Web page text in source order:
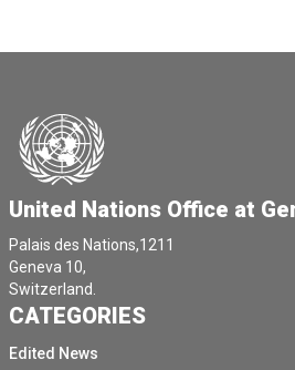
United Nations Office at
Palais des Nations,1211
Geneva 10,
Switzerland.
CATEGORIES
Edited News